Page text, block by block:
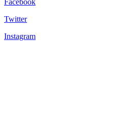
Facebook
Twitter
Instagram